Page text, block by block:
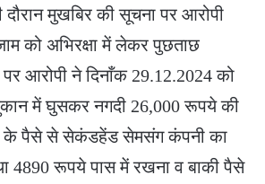
दौरान मुखबिर की सूचना पर आरोपी
को अभिरक्षा में लेकर पुछताछ
आरोपी ने दिनाँक 29.12.2024 को
में घुसकर नगदी 26,000 रूपये की
के पैसे से सेकंडहेंड सेमसंग कंपनी का
4890 रूपये पास में रखना व बाकी पैसे